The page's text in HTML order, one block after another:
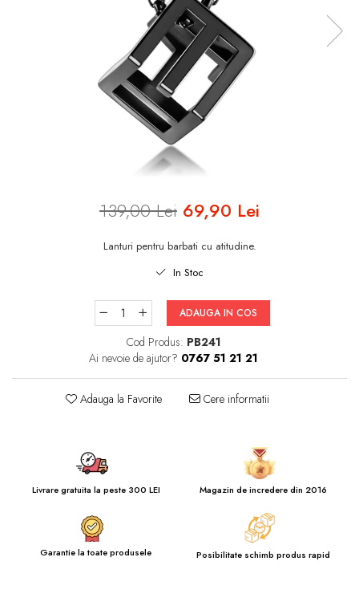
CEASURI DAMA
139,00 Lei 69,90 Lei
Lanturi pentru barbati cu atitudine.
In Stoc
ADAUGA IN COS
Cod Produs: PB241
Ai nevoie de ajutor? 0767 51 21 21
Adauga la Favorite Cere informatii
Livrare gratuita la peste 300 LEI Magazin de incredere din 2016
Garantie la toate produsele Posibilitate schimb produs rapid